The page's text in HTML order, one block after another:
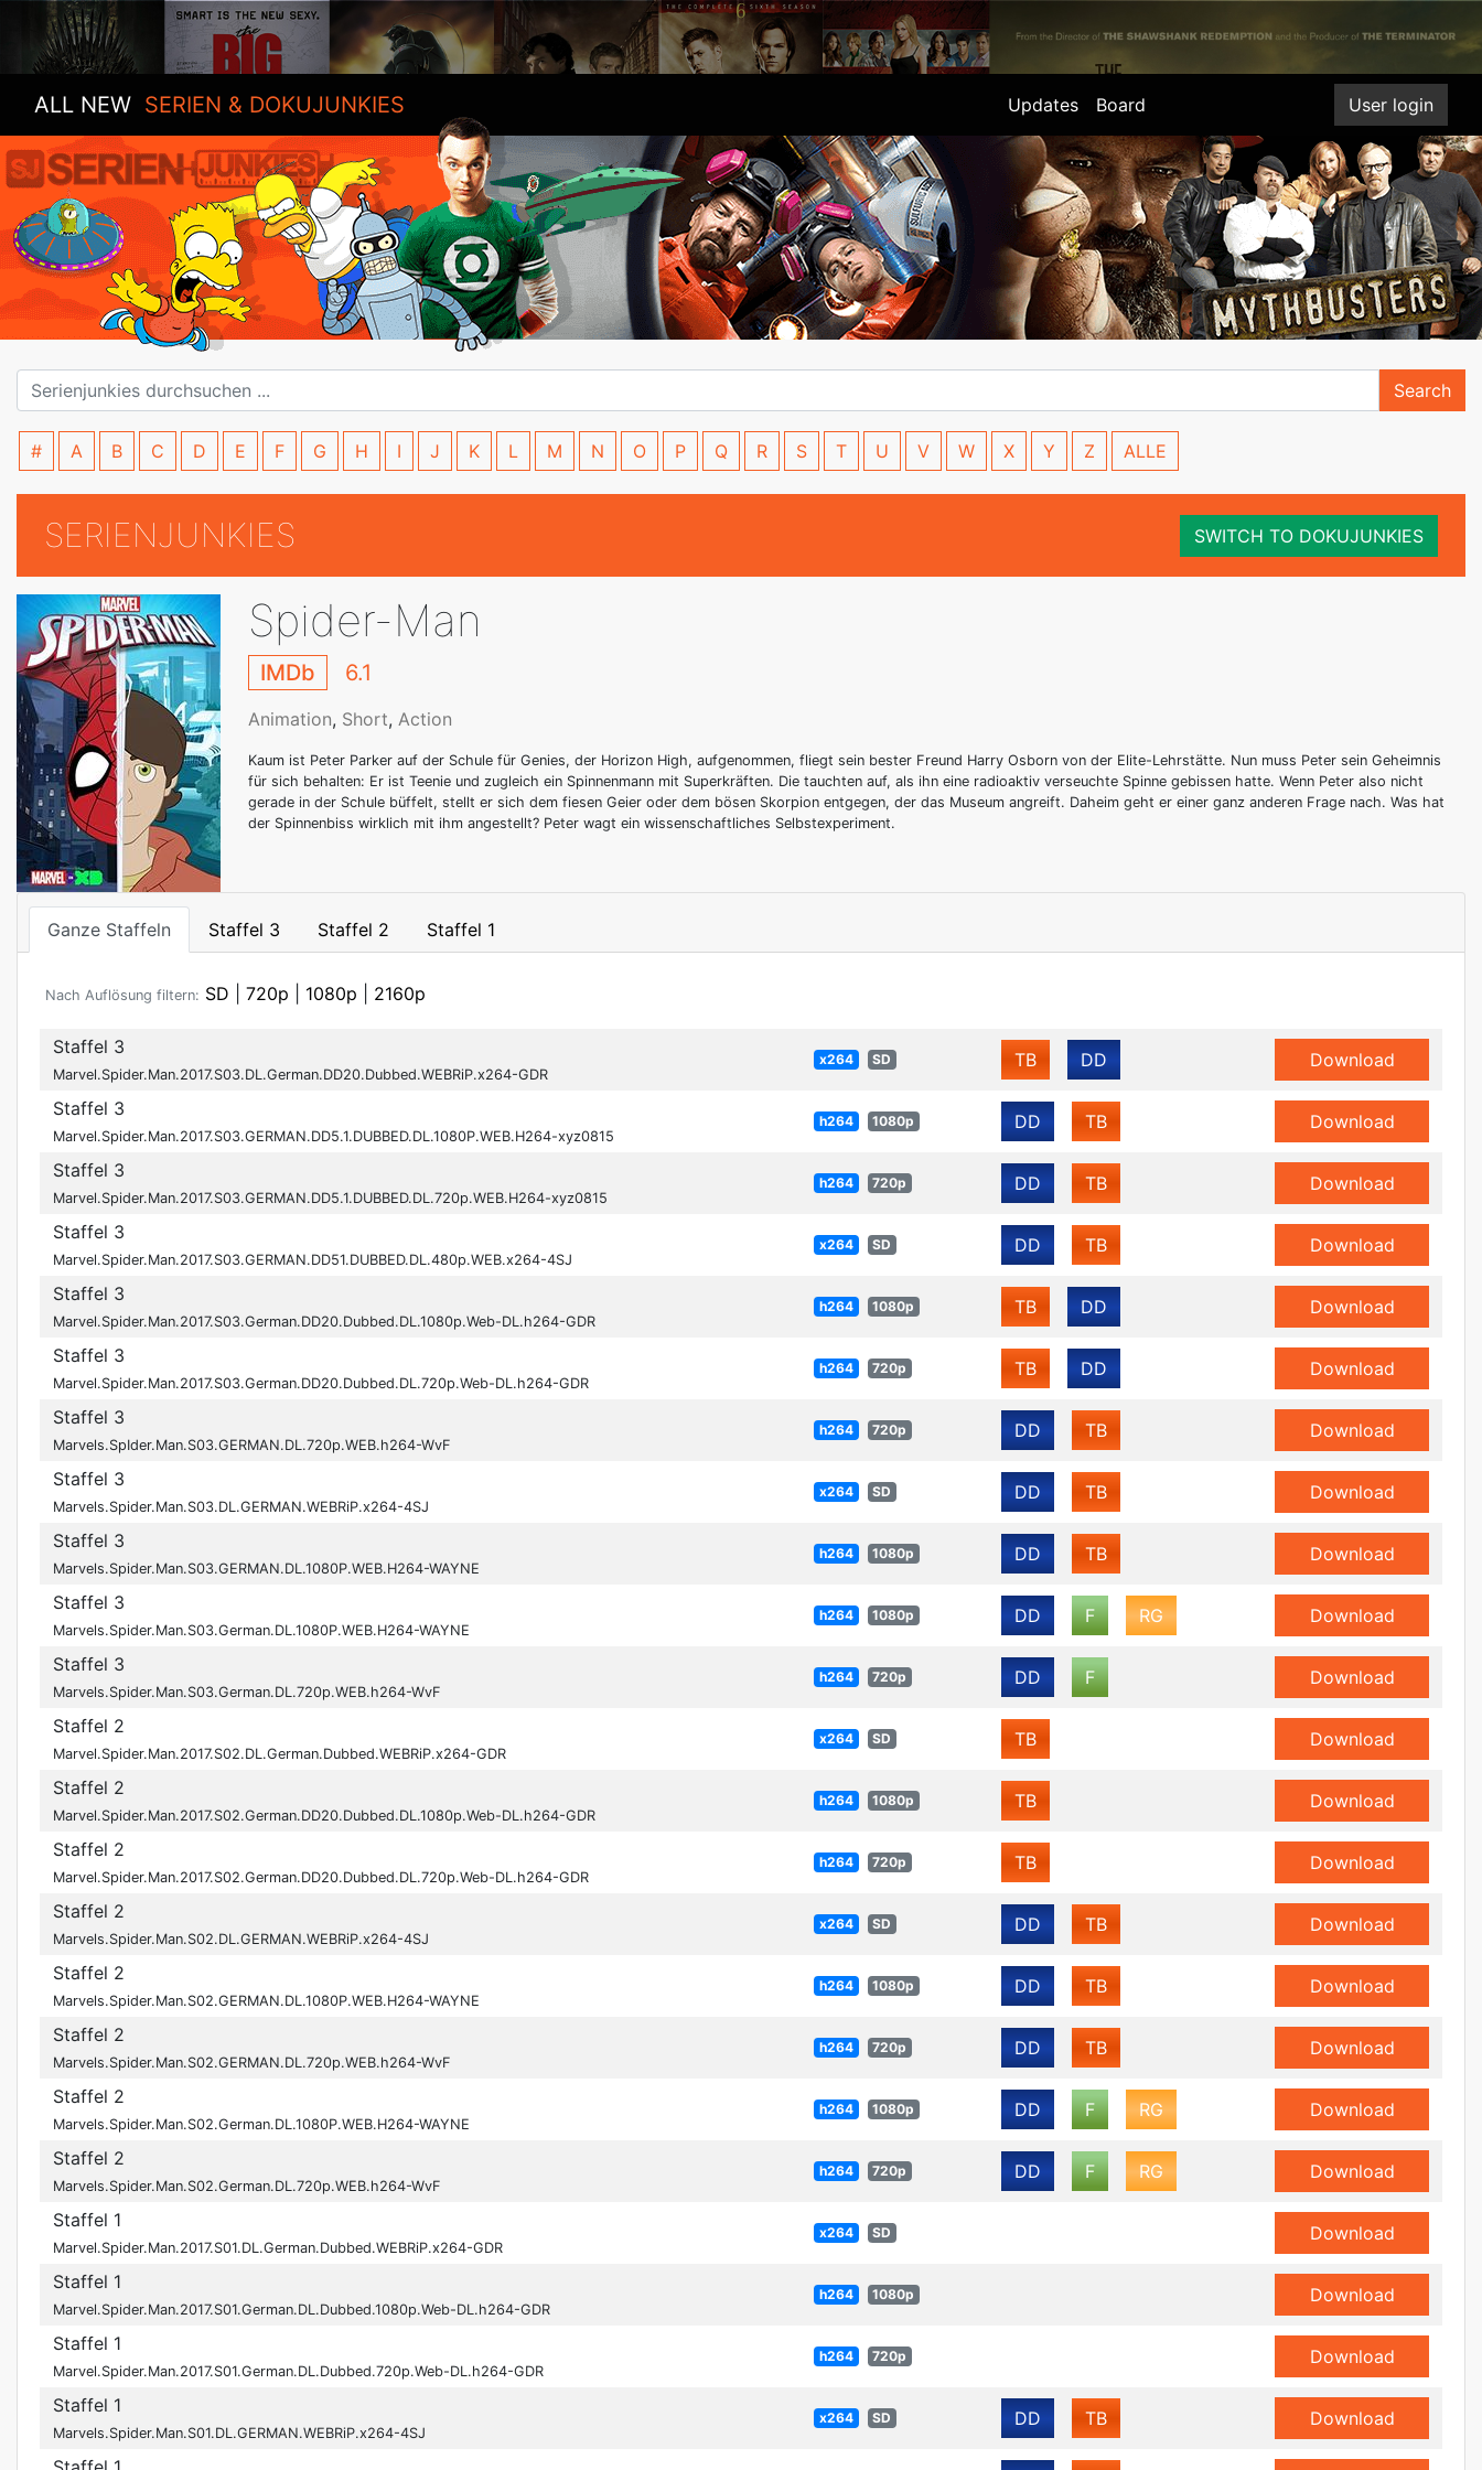
ALL NEW SERIEN & DOKUJUNKIES Updates Board User login
Search
# A B C D E F G H I J K L M N O P Q R S T U V W X Y Z ALLE
SERIENJUNKIES SWITCH TO DOKUJUNKIES
Spider-Man
IMDb 6.1
Animation, Short, Action
Kaum ist Peter Parker auf der Schule für Genies, der Horizon High, aufgenommen, fliegt sein bester Freund Harry Osborn von der Elite-Lehrstätte. Nun muss Peter sein Geheimnis
für sich behalten: Er ist Teenie und zugleich ein Spinnenmann mit Superkräften. Die tauchten auf, als ihn eine radioaktiv verseuchte Spinne gebissen hatte. Wenn Peter also nicht
gerade in der Schule büffelt, stellt er sich dem fiesen Geier oder dem bösen Skorpion entgegen, der das Museum angreift. Daheim geht er einer ganz anderen Frage nach. Was hat
der Spinnenbiss wirklich mit ihm angestellt? Peter wagt ein wissenschaftliches Selbstexperiment.
Ganze Staffeln Staffel 3 Staffel 2 Staffel 1
Nach Auflösung filtern: SD 720p 1080p 2160p
Staffel 3
Marvel.Spider.Man.2017.S03.DL.German.DD20.Dubbed.WEBRiP.x264-GDR
x264 SD TB DD Download
Staffel 3
Marvel.Spider.Man.2017.S03.GERMAN.DD5.1.DUBBED.DL.1080P.WEB.H264-xyz0815
h264 1080p DD TB Download
Staffel 3
Marvel.Spider.Man.2017.S03.GERMAN.DD5.1.DUBBED.DL.720p.WEB.H264-xyz0815
h264 720p DD TB Download
Staffel 3
Marvel.Spider.Man.2017.S03.GERMAN.DD51.DUBBED.DL.480p.WEB.x264-4SJ
x264 SD DD TB Download
Staffel 3
Marvel.Spider.Man.2017.S03.German.DD20.Dubbed.DL.1080p.Web-DL.h264-GDR
h264 1080p TB DD Download
Staffel 3
Marvel.Spider.Man.2017.S03.German.DD20.Dubbed.DL.720p.Web-DL.h264-GDR
h264 720p TB DD Download
Staffel 3
Marvels.SpIder.Man.S03.GERMAN.DL.720p.WEB.h264-WvF
h264 720p DD TB Download
Staffel 3
Marvels.Spider.Man.S03.DL.GERMAN.WEBRiP.x264-4SJ
x264 SD DD TB Download
Staffel 3
Marvels.Spider.Man.S03.GERMAN.DL.1080P.WEB.H264-WAYNE
h264 1080p DD TB Download
Staffel 3
Marvels.Spider.Man.S03.German.DL.1080P.WEB.H264-WAYNE
h264 1080p DD F RG Download
Staffel 3
Marvels.Spider.Man.S03.German.DL.720p.WEB.h264-WvF
h264 720p DD F Download
Staffel 2
Marvel.Spider.Man.2017.S02.DL.German.Dubbed.WEBRiP.x264-GDR
x264 SD TB Download
Staffel 2
Marvel.Spider.Man.2017.S02.German.DD20.Dubbed.DL.1080p.Web-DL.h264-GDR
h264 1080p TB Download
Staffel 2
Marvel.Spider.Man.2017.S02.German.DD20.Dubbed.DL.720p.Web-DL.h264-GDR
h264 720p TB Download
Staffel 2
Marvels.Spider.Man.S02.DL.GERMAN.WEBRiP.x264-4SJ
x264 SD DD TB Download
Staffel 2
Marvels.Spider.Man.S02.GERMAN.DL.1080P.WEB.H264-WAYNE
h264 1080p DD TB Download
Staffel 2
Marvels.Spider.Man.S02.GERMAN.DL.720p.WEB.h264-WvF
h264 720p DD TB Download
Staffel 2
Marvels.Spider.Man.S02.German.DL.1080P.WEB.H264-WAYNE
h264 1080p DD F RG Download
Staffel 2
Marvels.Spider.Man.S02.German.DL.720p.WEB.h264-WvF
h264 720p DD F RG Download
Staffel 1
Marvel.Spider.Man.2017.S01.DL.German.Dubbed.WEBRiP.x264-GDR
x264 SD Download
Staffel 1
Marvel.Spider.Man.2017.S01.German.DL.Dubbed.1080p.Web-DL.h264-GDR
h264 1080p Download
Staffel 1
Marvel.Spider.Man.2017.S01.German.DL.Dubbed.720p.Web-DL.h264-GDR
h264 720p Download
Staffel 1
Marvels.Spider.Man.S01.DL.GERMAN.WEBRiP.x264-4SJ
x264 SD DD TB Download